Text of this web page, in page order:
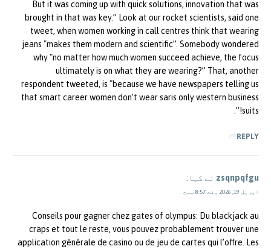
But it was coming up with quick solutions, innovation that was
brought in that was key.” Look at our rocket scientists, said one
tweet, when women working in call centres think that wearing
jeans "makes them modern and scientific”. Somebody wondered
why "no matter how much women succeed achieve, the focus
ultimately is on what they are wearing?” That, another
respondent tweeted, is "because we have newspapers telling us
that smart career women don’t wear saris only western business
suits!”.
REPLY
zsqnpqfgu نے کہا:
اپریل 19, 2026 وقت 8:57 صبح
Conseils pour gagner chez gates of olympus: Du blackjack au
craps et tout le reste, vous pouvez probablement trouver une
application générale de casino ou de jeu de cartes qui l’offre. Les